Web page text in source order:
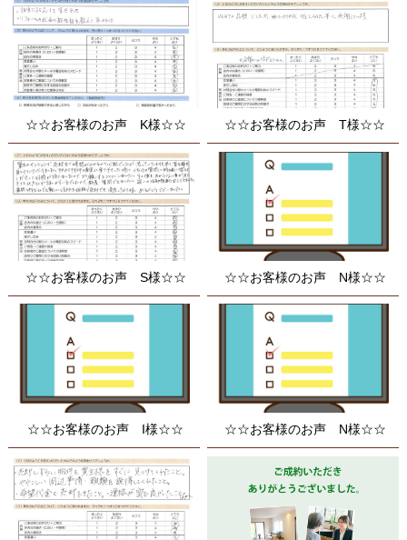
☆☆お客様のお声 K様☆☆ ☆☆お客様のお声 T様☆☆
☆☆お客様のお声 S様☆☆ ☆☆お客様のお声 N様☆☆
☆☆お客様のお声 I様☆☆ ☆☆お客様のお声 N様☆☆